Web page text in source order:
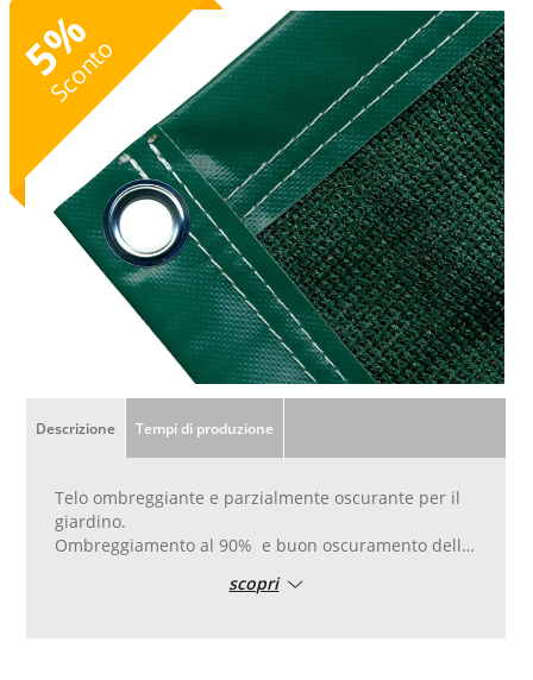
5
%
Sconto
Descrizione Tempi di produzione
Telo ombreggiante e parzialmente oscurante per il
giardino.
Ombreggiamento al 90% e buon oscuramento della
scopri